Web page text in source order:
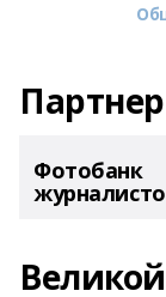
Фотобанк